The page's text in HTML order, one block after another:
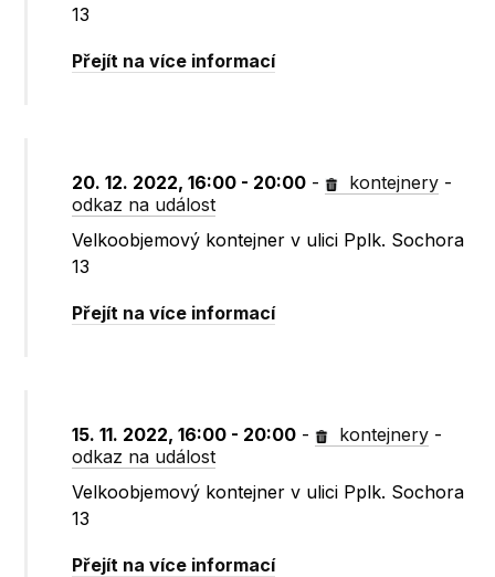
13
Přejít na více informací
20. 12. 2022, 16:00 - 20:00 - kontejnery -
odkaz na událost
Velkoobjemový kontejner v ulici Pplk. Sochora
13
Přejít na více informací
15. 11. 2022, 16:00 - 20:00 - kontejnery -
odkaz na událost
Velkoobjemový kontejner v ulici Pplk. Sochora
13
Přejít na více informací